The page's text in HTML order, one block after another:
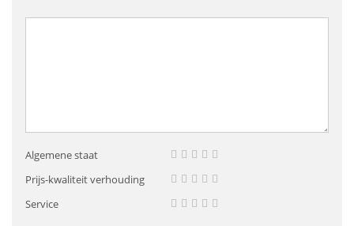
Algemene staat
Prijs-kwaliteit verhouding
Service